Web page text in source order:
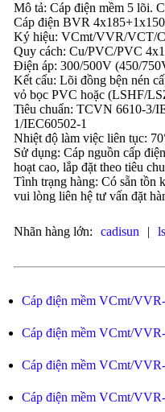
Mô tả: Cáp điện mềm 5 lõi.
Cáp điện BVR 4x185+1x150
Ký hiệu: VCmt/VVR/VCT/
Quy cách: Cu/PVC/PVC
Điện áp: 300/500V (450/
Kết cấu: Lõi đồng bện nén
vỏ bọc PVC hoặc (LSHF/
Tiêu chuẩn: TCVN 6610-3/
1/IEC60502-1
Nhiệt độ làm việc liên tục:
Sử dụng: Cáp nguồn cấp
hoạt cao, lắp đặt theo tiêu
Tình trạng hàng: Có sẵn tồn
vui lòng liên hệ tư vấn đặt
Nhãn hàng lớn: cadisun |
Cáp điện mềm VCmt/
Cáp điện mềm VCmt/
Cáp điện mềm VCmt/
Cáp điện mềm VCmt/